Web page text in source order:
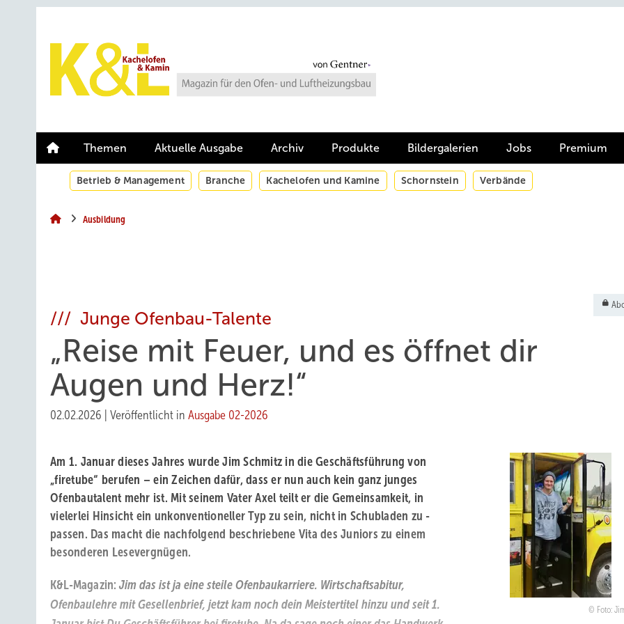
Themen Aktuelle Ausgabe Archiv Produkte Bildergalerien Jobs Premium
Betrieb & Management Branche Kachelofen und Kamine Schornstein Verbände
Ausbildung
/// Junge Ofenbau-Talente
„Reise mit Feuer, und es öffnet dir
Augen und Herz!“
02.02.2026 Veröffentlicht in Ausgabe 02-2026
Foto:
Am 1. Januar dieses Jahres wurde Jim Schmitz in die Geschäftsführung von
„firetube“ berufen – ein ­Zeichen dafür, dass er nun auch kein ganz junges
Ofenbautalent mehr ist. Mit seinem Vater Axel teilt er die Gemeinsamkeit, in
vielerlei Hinsicht ein unkonventioneller Typ zu sein, nicht in Schubladen zu ­
passen. Das macht die nachfolgend beschriebene Vita des Juniors zu einem
besonderen Lesevergnügen.
K&L-Magazin: Jim das ist ja eine steile Ofenbaukarriere. Wirtschaftsabitur,
Ofenbaulehre mit Gesellenbrief, jetzt kam noch dein Meistertitel hinzu und seit 1.